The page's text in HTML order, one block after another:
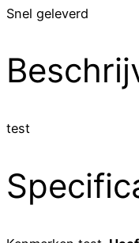
Snel geleverd
test